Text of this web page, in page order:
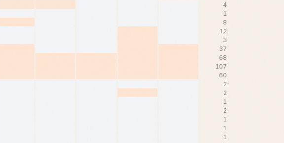
4
1
8
12
3
37
68
107
60
2
2
1
2
1
1
1